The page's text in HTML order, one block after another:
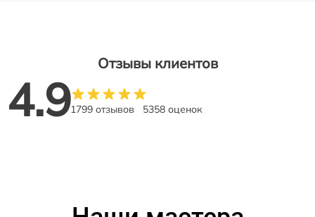
Отзывы клиентов
4.91799 отзывов 5358 оценок